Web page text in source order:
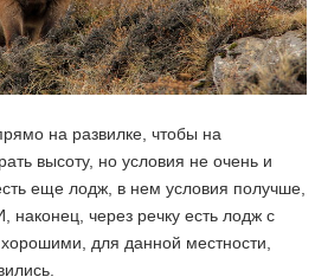
на развилке, чтобы на
высоту, но условия не очень и
еще лодж, в нем условия получше,
наконец, через речку есть лодж с
для данной местности,